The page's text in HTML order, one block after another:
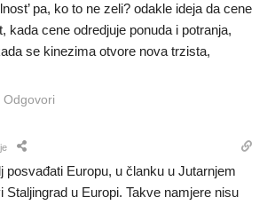
pa, ko to ne zeli? odakle ideja da cene
kada cene odredjuje ponuda i potranja,
se kinezima otvore nova trzista,
Odgovori
posvađati Europu, u članku u Jutarnjem
Staljingrad u Europi. Takve namjere nisu